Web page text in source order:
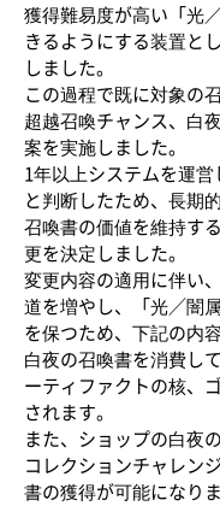
獲得難易度が高い「光
きるようにする装置と
しました。
この過程で既に対象の
超越召喚チャンス、白
案を実施しました。
1年以上システムを運
と判断したため、長期
召喚書の価値を維持す
更を決定しました。
変更内容の適用に伴い
道を増やし、「光／闇
を保つため、下記の内
白夜の召喚書を消費し
ーティファクトの核、
されます。
また、ショップの白夜
コレクションチャレン
書の獲得が可能になりま